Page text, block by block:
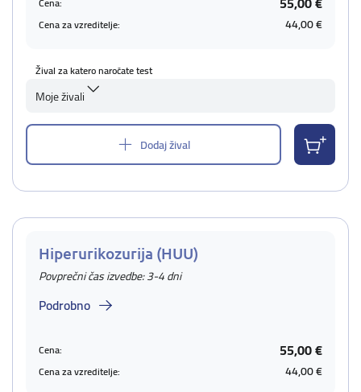
Cena za vzreditelje: 44,00 €
Žival za katero naročate test
Moje živali
Dodaj žival
Hiperurikozurija (HUU)
Povprečni čas izvedbe: 3-4 dni
Podrobno
Cena: 55,00 €
Cena za vzreditelje: 44,00 €